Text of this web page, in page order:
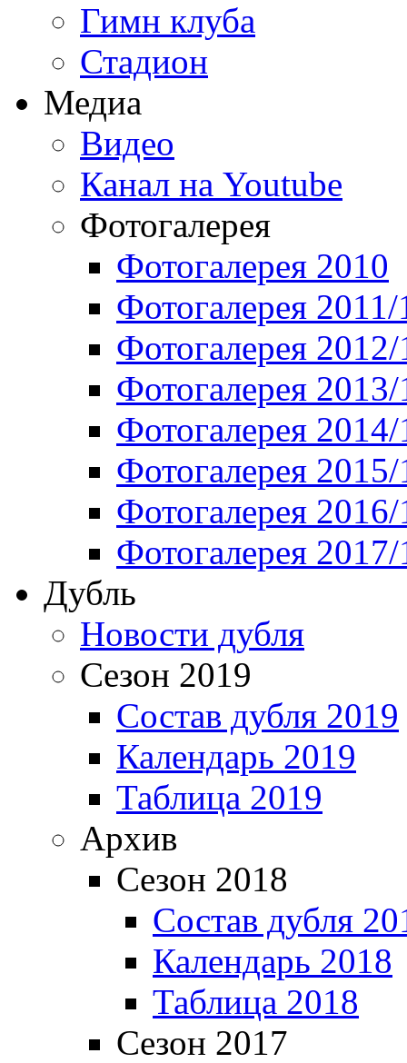
Гимн клуба
Стадион
Медиа
Видео
Канал на Youtube
Фотогалерея
Фотогалерея 2010
Фотогалерея 2011/
Фотогалерея
Фотогалерея
Фотогалерея
Фотогалерея
Фотогалерея
Фотогалерея
Дубль
Новости дубля
Сезон 2019
Состав дубля 2019
Календарь 2019
Таблица 2019
Архив
Сезон 2018
Состав дубля
Календарь 2018
Таблица 2018
Сезон 2017